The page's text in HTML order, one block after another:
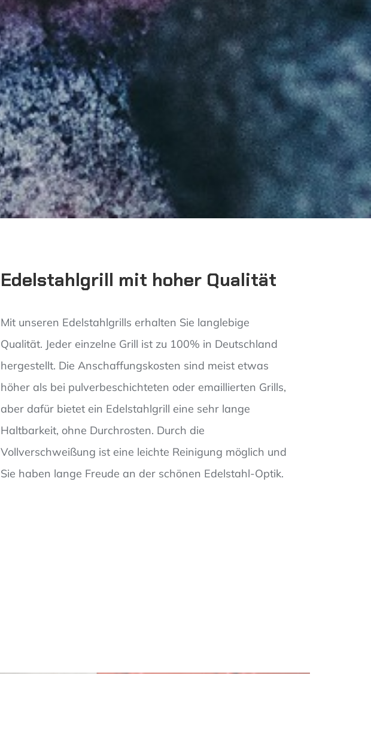
Edelstahlgrill mit hoher Qualität
Mit unseren Edelstahlgrills erhalten Sie langlebige
Qualität. Jeder einzelne Grill ist zu 100% in Deutschland
hergestellt. Die Anschaffungskosten sind meist etwas
höher als bei pulverbeschichteten oder emaillierten Grills,
aber dafür bietet ein Edelstahlgrill eine sehr lange
Haltbarkeit, ohne Durchrosten. Durch die
Vollverschweißung ist eine leichte Reinigung möglich und
Sie haben lange Freude an der schönen Edelstahl-Optik.